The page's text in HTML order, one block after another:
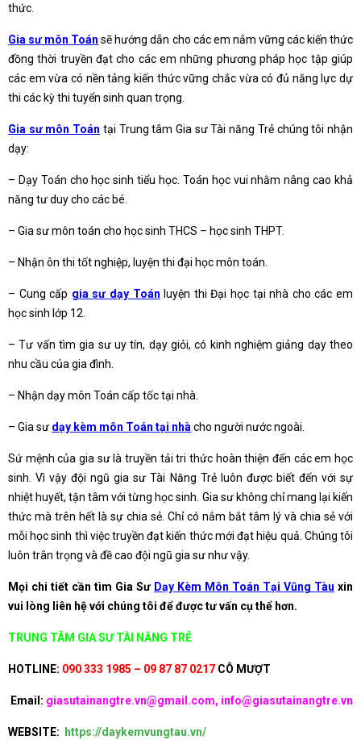
thức.
Gia sư môn Toán sẽ hướng dẫn cho các em nắm vững các kiến thức
đồng thời truyền đạt cho các em những phương pháp học tập giúp
các em vừa có nền tảng kiến thức vững chắc vừa có đủ năng lực dự
thi các kỳ thi tuyển sinh quan trọng.
Gia sư môn Toán tại Trung tâm Gia sư Tài năng Trẻ chúng tôi nhận
dạy:
– Dạy Toán cho học sinh tiểu học. Toán học vui nhằm nâng cao khả
năng tư duy cho các bé.
– Gia sư môn toán cho học sinh THCS – học sinh THPT.
– Nhận ôn thi tốt nghiệp, luyện thi đại học môn toán.
– Cung cấp gia sư dạy Toán luyện thi Đại học tại nhà cho các em
học sinh lớp 12.
– Tư vấn tìm gia sư uy tín, dạy giỏi, có kinh nghiệm giảng dạy theo
nhu cầu của gia đình.
– Nhận dạy môn Toán cấp tốc tại nhà.
– Gia sư dạy kèm môn Toán tại nhà cho người nước ngoài.
Sứ mệnh của gia sư là truyền tải tri thức hoàn thiện đến các em học
sinh. Vì vậy đội ngũ gia sư Tài Năng Trẻ luôn được biết đến với sự
nhiệt huyết, tận tâm với từng học sinh. Gia sư không chỉ mang lại kiến
thức mà trên hết là sự chia sẻ. Chỉ có nắm bắt tâm lý và chia sẻ với
mỗi học sinh thì việc truyền đạt kiến thức mới đạt hiệu quả. Chúng tôi
luôn trân trọng và đề cao đội ngũ gia sư như vậy.
Mọi chi tiết cần tìm Gia Sư Dạy Kèm Môn Toán Tại Vũng Tàu xin
vui lòng liên hệ với chúng tôi để được tư vấn cụ thể hơn.
TRUNG TÂM GIA SƯ TÀI NĂNG TRẺ
HOTLINE: 090 333 1985 – 09 87 87 0217 CÔ MƯỢT
Email: giasutainangtre.vn@gmail.com, info@giasutainangtre.vn
WEBSITE: https://daykemvungtau.vn/